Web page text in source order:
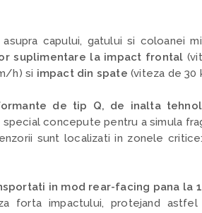
capului, gatului si coloanei
suplimentare la impact frontal
h) si impact din spate (viteza de 30
de tip Q, de inalta
special concepute pentru a simula
sunt localizati in zonele
in mod rear-facing pana la
forta impactului, protejand